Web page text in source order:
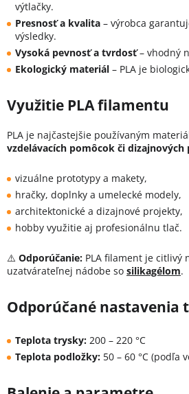
výtlačky.
Presnosť a kvalita – výrobca
výsledky.
Vysoká pevnosť a tvrdosť– vhodný
Ekologický materiál – PLA je
Využitie PLA filamentu
PLA je najčastejšie používaným
vzdelávacích pomôcok či
vizuálne prototypy a makety,
hračky, doplnky a umelecké modely,
architektonické a dizajnové projekty,
hobby využitie aj profesionálnu tlač.
⚠️ Odporúčanie: PLA filament je citlivý
uzatvárateľnej nádobe so silikagélom.
Odporúčané nastavenia
Teplota trysky: 200 – 220 °C
Teplota podložky: 50 – 60 °C (podľa